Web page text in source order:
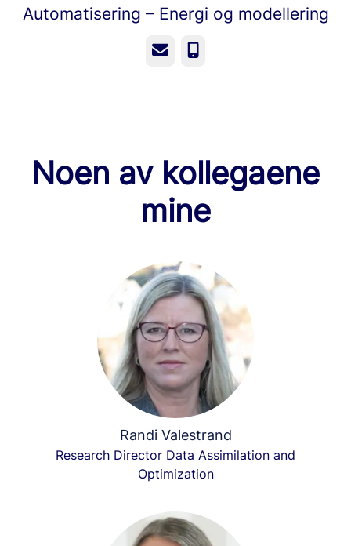
Automatisering – Energi og modellering
E-postTelefonnummer
Noen av kollegaene
mine
Randi Valestrand
Research Director Data Assimilation and
Optimization